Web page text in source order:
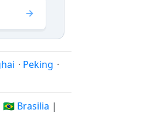
· Peking ·
🇧🇷 Brasilia |